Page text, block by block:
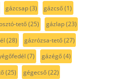
gázcsap(3) gázcső(1)
tető(25) gázlap(23)
(28) gázrózsa-tető(27)
(7) gázégő(4)
(25) gégecső(22)